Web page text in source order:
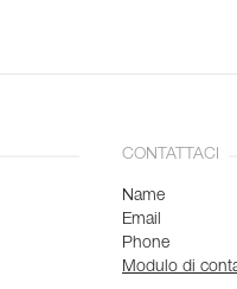
CONTATTACI
Name
Email
Phone
Modulo di